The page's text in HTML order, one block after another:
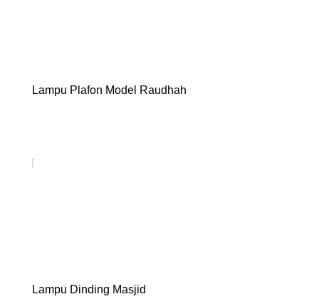
Lampu Plafon Model Raudhah
Lampu Dinding Masjid